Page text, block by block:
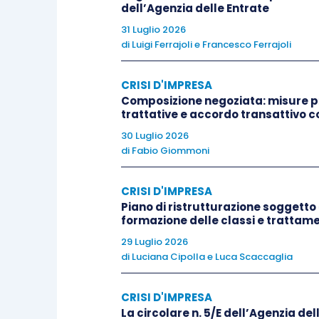
In tale procedura la redazione di un
rappresenta un elemento
finanziariodi breve termine
assolutamente evidenziare che, nei
grado di generare flussi di cassa
supportare il pagamento integrale dei
periododovrà essere in grado di
A differenza degli accordi di
continuitàcoinvolge ad ampio raggio
dovrà essere formulato in modo
commento, sottolinea l’importanza
dell’Agenzia delle Entrate
31 Luglio 2026
di Luigi Ferrajolie Francesco Ferrajoli
CRISI D'IMPRESA
Composizione negoziata: misure
trattative e accordo transattivo
30 Luglio 2026
di Fabio Giommoni
CRISI D'IMPRESA
Piano di ristrutturazione
formazione delle classi e
29 Luglio 2026
di Luciana Cipollae Luca Scaccaglia
CRISI D'IMPRESA
La circolare n. 5/E dell’Agenzia